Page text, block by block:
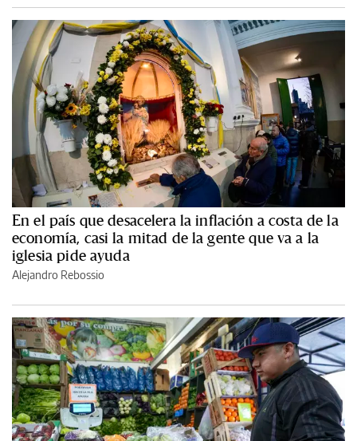
En el país que desacelera la inflación a costa de la
economía, casi la mitad de la gente que va a la
iglesia pide ayuda
Alejandro Rebossio